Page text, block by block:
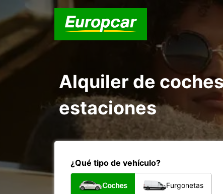
Alquiler de
estaciones
¿Qué tipo de vehículo?
Coches Furgonetas